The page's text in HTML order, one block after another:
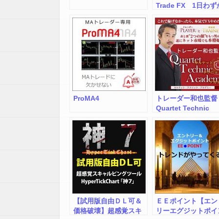
Trade FX 1日わず
5000万円以上を稼
す！【イージー・ト
ードFX（イートレ
FX）】
ProMA4
トレーダー和也監督
Quartet Technic
ト・テクニック・ア
デミー）
【試用版自由ＤＬ可＆
価格破壊】超感覚スキ
ＥＥポイント【エン
リーエグジットポイ